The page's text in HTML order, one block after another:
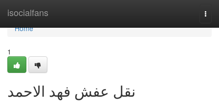
isocialfans
Home
Home
1
نقل عفش فهد الاحمد